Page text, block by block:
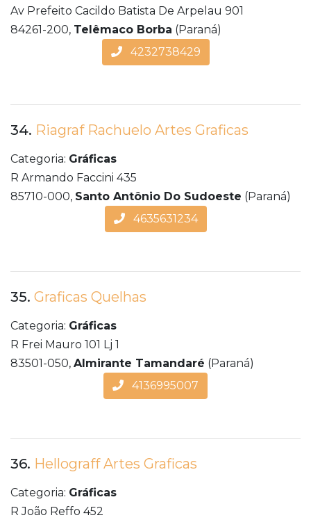
Av Prefeito Cacildo Batista De Arpelau 901
84261-200, Telêmaco Borba (Paraná)
4232738429
34. Riagraf Rachuelo Artes Graficas
Categoria: Gráficas
R Armando Faccini 435
85710-000, Santo Antônio Do Sudoeste (Paraná)
4635631234
35. Graficas Quelhas
Categoria: Gráficas
R Frei Mauro 101 Lj 1
83501-050, Almirante Tamandaré (Paraná)
4136995007
36. Hellograff Artes Graficas
Categoria: Gráficas
R João Reffo 452